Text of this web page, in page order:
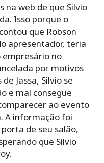
na web de que Silvio
Isso porque o
que Robson
apresentador, teria
no
por motivos
Jassa, Silvio se
e mal consegue
ao evento
A informação foi
de seu salão,
que Silvio